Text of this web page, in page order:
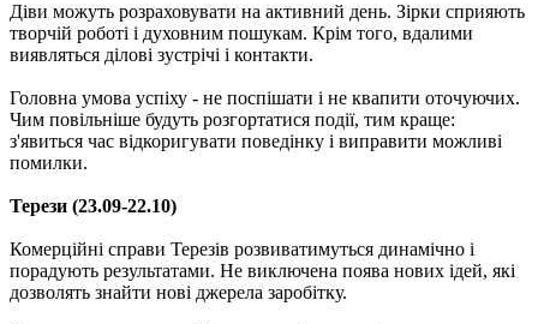
Діви можуть розраховувати на активний день. Зірки сприяють
творчій роботі і духовним пошукам. Крім того, вдалими
виявляться ділові зустрічі і контакти.
Головна умова успіху - не поспішати і не квапити оточуючих.
Чим повільніше будуть розгортатися події, тим краще:
з'явиться час відкоригувати поведінку і виправити можливі
помилки.
Терези (23.09-22.10)
Комерційні справи Терезів розвиватимуться динамічно і
порадують результатами. Не виключена поява нових ідей, які
дозволять знайти нові джерела заробітку.